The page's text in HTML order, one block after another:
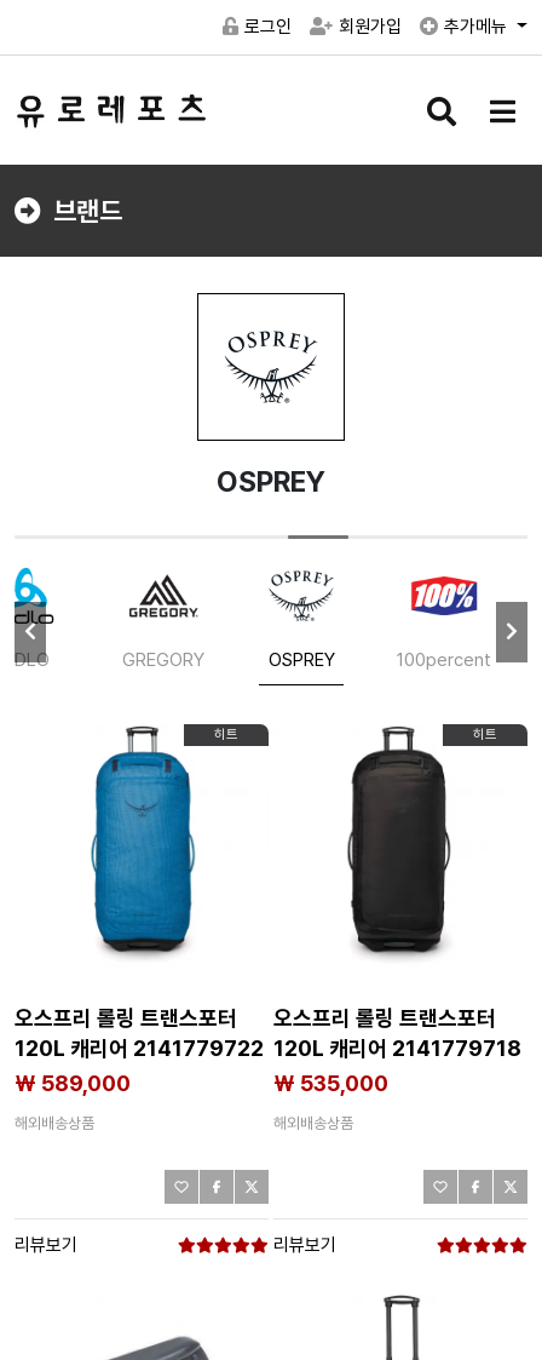
로그인 회원가입 추가메뉴
검
버
메
버
브랜드
OSPREY
ODLO GREGORY OSPREY 100percent
히트
오스프리 롤링 트랜스포터
120L 캐리어 2141779722
₩ 589,000
해외배송상품
리뷰보기
히트
오스프리 롤링 트랜스포터
120L 캐리어 2141779718
₩ 535,000
해외배송상품
리뷰보기